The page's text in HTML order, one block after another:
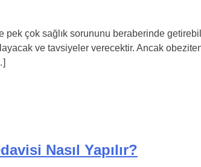
çok sağlık sorununu beraberinde
ve tavsiyeler verecektir. Ancak
Nasıl Yapılır?